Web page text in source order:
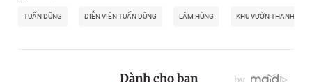
TUẤN DŨNG DIỄN VIÊN TUẤN DŨNG LÂM HÙNG KHU VƯỜN THANH ÂM